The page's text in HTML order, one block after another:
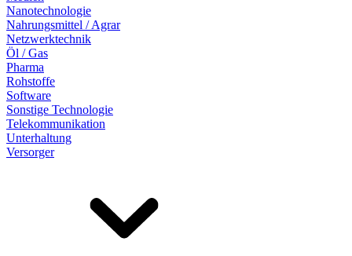
Nanotechnologie
Nahrungsmittel / Agrar
Netzwerktechnik
Öl / Gas
Pharma
Rohstoffe
Software
Sonstige Technologie
Telekommunikation
Unterhaltung
Versorger